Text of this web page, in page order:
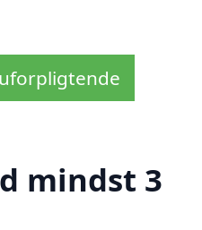
mindst 3